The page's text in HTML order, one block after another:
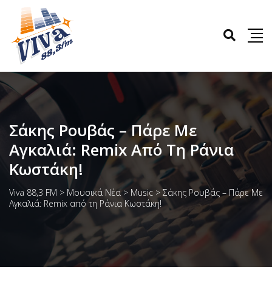
Σάκης Ρουβάς – Πάρε Με
Αγκαλιά: Remix Από Τη Ράνια
Κωστάκη!
Viva 88,3 FM > Μουσικά Νέα > Music > Σάκης Ρουβάς – Πάρε Με
Αγκαλιά: Remix από τη Ράνια Κωστάκη!